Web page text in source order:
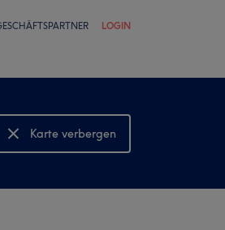
LOGIN
Karte verbergen
Karte anzeigen